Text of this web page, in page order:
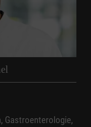
Gastroenterologie,